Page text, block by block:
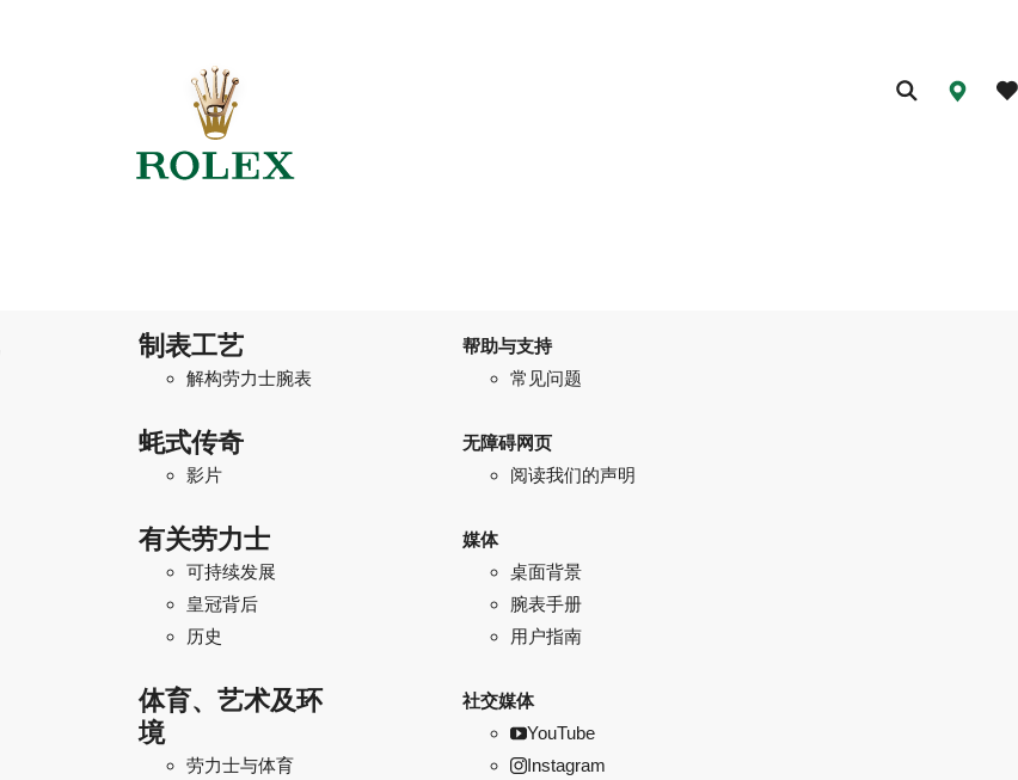
制表工艺
解构劳力士腕表
蚝式传奇
影片
有关劳力士
可持续发展
皇冠背后
历史
体育、艺术及环
境
劳力士与体育
帮助与支持
常见问题
无障碍网页
阅读我们的声明
媒体
桌面背景
腕表手册
用户指南
社交媒体
YouTube
Instagram